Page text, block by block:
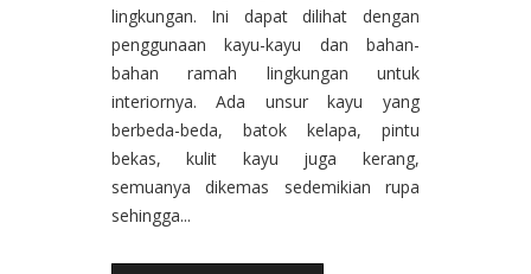
lingkungan. Ini dapat dilihat dengan
penggunaan kayu-kayu dan bahan-
bahan ramah lingkungan untuk
interiornya. Ada unsur kayu yang
berbeda-beda, batok kelapa, pintu
bekas, kulit kayu juga kerang,
semuanya dikemas sedemikian rupa
sehingga...